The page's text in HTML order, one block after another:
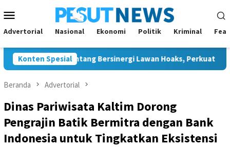
ke
kontenMobile
Advertorial Nasional Ekonomi Politik Kriminal
Konten Spesial
JMSI Bontang Bersinergi Lawan Hoaks, Perkuat Demokrasi
Beranda Advertorial
Dinas Pariwisata Kaltim Dorong
Pengrajin Batik Bermitra dengan Bank
Indonesia untuk Tingkatkan Eksistensi